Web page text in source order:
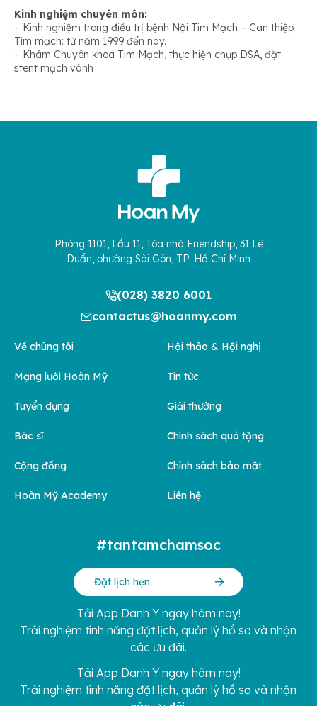
Kinh nghiệm chuyên môn:
– Kinh nghiệm trong điều trị bệnh Nội Tim Mạch – Can thiệp
Tim mạch: từ năm 1999 đến nay.
– Khám Chuyên khoa Tim Mạch, thực hiện chụp DSA, đặt
stent mạch vành
Phòng 1101, Lầu 11, Tòa nhà Friendship, 31 Lê
Duẩn, phường Sài Gòn, TP. Hồ Chí Minh
(028) 3820 6001
contactus@hoanmy.com
Về chúng tôi
Mạng lưới Hoàn Mỹ
Tuyển dụng
Bác sĩ
Cộng đồng
Hoàn Mỹ Academy
Hội thảo & Hội nghị
Tin tức
Giải thưởng
Chính sách quà tặng
Chính sách bảo mật
Liên hệ
#tantamchamsoc
Đặt lịch hẹn
Tải App Danh Y ngay hôm nay!
Trải nghiệm tính năng đặt lịch, quản lý hồ sơ và nhận
các ưu đãi.
Tải App Danh Y ngay hôm nay!
Trải nghiệm tính năng đặt lịch, quản lý hồ sơ và nhận